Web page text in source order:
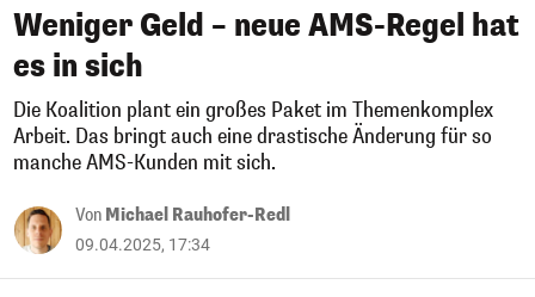
Weniger Geld – neue AMS-Regel hat
es in sich
Die Koalition plant ein großes Paket im Themenkomplex
Arbeit. Das bringt auch eine drastische Änderung für so
manche AMS-Kunden mit sich.
Von Michael Rauhofer-Redl
09.04.2025, 17:34